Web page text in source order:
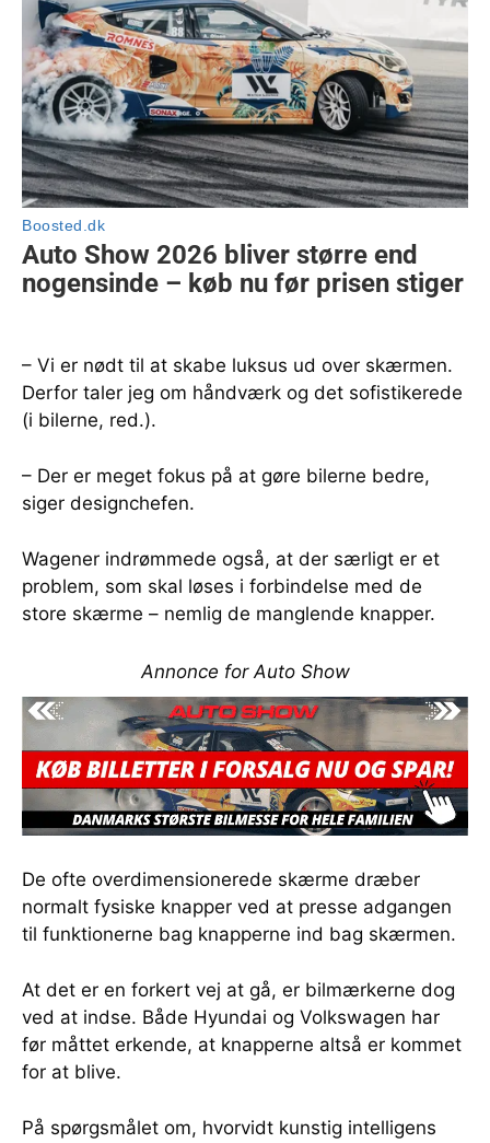
– Vi er nødt til at skabe luksus ud over skærmen.
Derfor taler jeg om håndværk og det sofistikerede
(i bilerne, red.).
– Der er meget fokus på at gøre bilerne bedre,
siger designchefen.
Wagener indrømmede også, at der særligt er et
problem, som skal løses i forbindelse med de
store skærme – nemlig de manglende knapper.
Annonce for Auto Show
De ofte overdimensionerede skærme dræber
normalt fysiske knapper ved at presse adgangen
til funktionerne bag knapperne ind bag skærmen.
At det er en forkert vej at gå, er bilmærkerne dog
ved at indse. Både Hyundai og Volkswagen har
før måttet erkende, at knapperne altså er kommet
for at blive.
På spørgsmålet om, hvorvidt kunstig intelligens